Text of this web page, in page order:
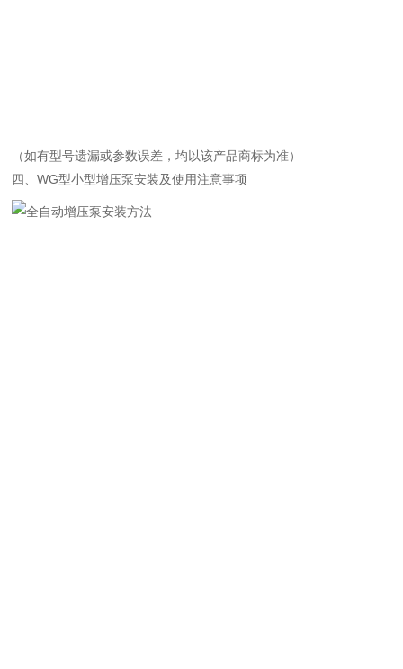
（如有型号遗漏或参数误差，均以该产品商标为准）
四、WG型小型增压泵安装及使用注意事项